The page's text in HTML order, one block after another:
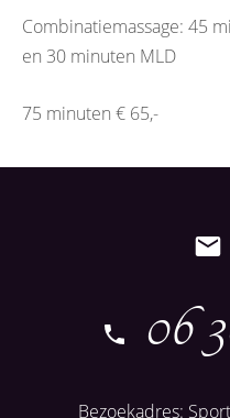
Combinatiemassage: 45
en 30 minuten MLD
75 minuten € 65,-
06
Bezoekadres: